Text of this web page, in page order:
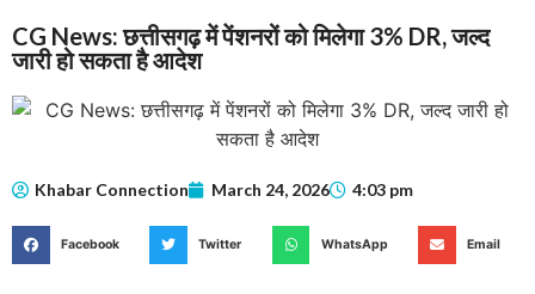
CG News: छत्तीसगढ़ में पेंशनरों को मिलेगा 3% DR, जल्द
जारी हो सकता है आदेश
Khabar Connection March 24, 2026 4:03 pm
Facebook Twitter WhatsApp Email